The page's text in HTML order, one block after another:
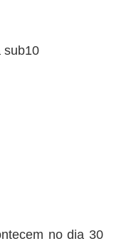
sub10
no dia 30